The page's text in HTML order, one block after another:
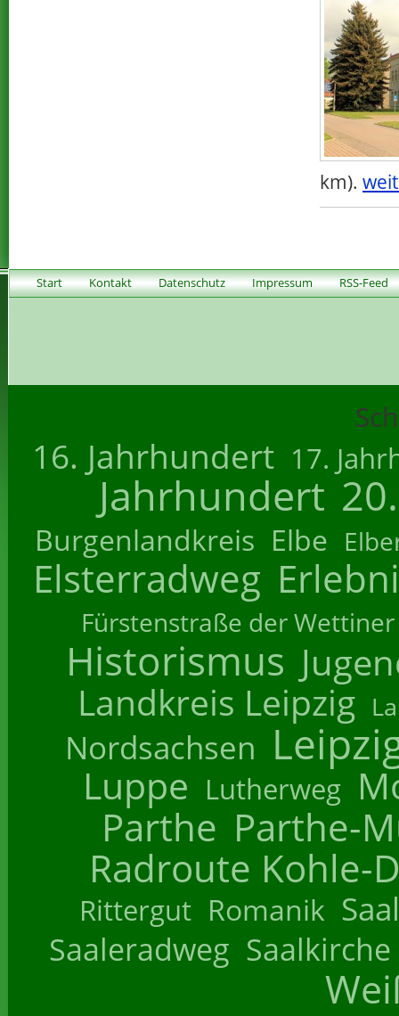
km).
Start Kontakt Datenschutz Impressum RSS-Feed
16. Jahrhundert 17.
Jahrhundert
Burgenlandkreis Elbe
Elsterradweg
Fürstenstraße der Wettiner
Historismus
Landkreis Leipzig
Nordsachsen
Luppe Lutherweg
Parthe Parthe-
Radroute Kohle-
Rittergut Romanik
Saaleradweg Saalkirche